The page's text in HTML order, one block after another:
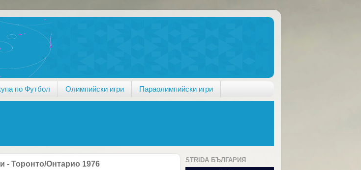
по Футбол Олимпийски игри Параолимпийски игри
- Торонто/Онтарио 1976 STRIDA БЪЛГАРИЯ